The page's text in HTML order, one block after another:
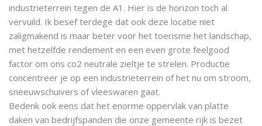
industrieterrein tegen de A1. Hier is de horizon toch al
vervuild. Ik besef terdege dat ook deze locatie niet
zaligmakend is maar beter voor het toerisme het landschap,
met hetzelfde rendement en een even grote feelgood
factor om ons co2 neutrale zieltje te strelen. Productie
concentreer je op een industrieterrein of het nu om stroom,
sneeuwschuivers of vleeswaren gaat.
Bedenk ook eens dat het enorme oppervlak van platte
daken van bedrijfspanden die onze gemeente rijk is bezet